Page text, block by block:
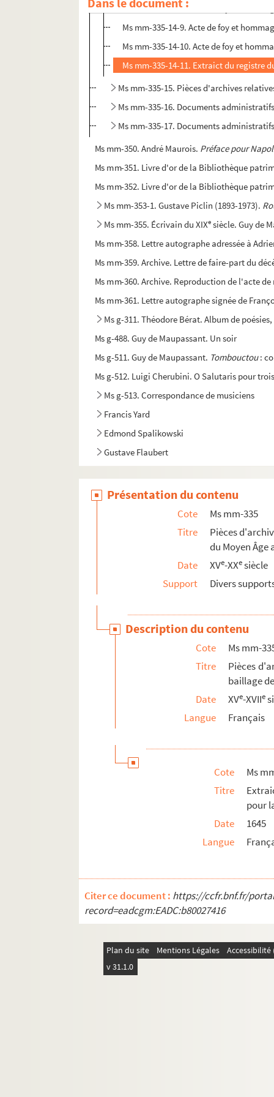
Ms mm-335-14-8. Acte de foy et
Ms mm-335-14-9. Acte de foy et
Ms mm-335-14-10. Acte de foy et
Ms mm-335-14-11. Extraict du registre
Ms mm-335-15. Pièces d'archives
Ms mm-335-16. Documents
Ms mm-335-17. Documents
Ms mm-350. André Maurois. Préface pour
Ms mm-351. Livre d'or de la Bibliothèque
Ms mm-352. Livre d'or de la Bibliothèque
Ms mm-353-1. Gustave Piclin (1893-1973).
Ms mm-355. Écrivain du XIXe siècle. Guy de
Ms mm-358. Lettre autographe adressée à
Ms mm-359. Archive. Lettre de faire-part du
Ms mm-360. Archive. Reproduction de l'acte
Ms mm-361. Lettre autographe signée de
Ms g-311. Théodore Bérat. Album de
Ms g-488. Guy de Maupassant. Un soir
Ms g-511. Guy de Maupassant. Tombouctou:
Ms g-512. Luigi Cherubini. O Salutaris pour
Ms g-513. Correspondance de musiciens
Francis Yard
Edmond Spalikowski
Gustave Flaubert
Présentation du contenu
Cote
Ms mm-335
Titre
Pièces
du Moyen Âge
Date
XVe-XXesiècle
Support
Divers
Description du contenu
Cote
Ms mm-
Titre
Pièces
baillage
Date
XVe-XVIIe
Langue
Français
Cote
Ms
Titre
pour
Date
1645
Langue
Citer ce document : https://ccfr.bnf.fr/
record=eadcgm:EADC:b80027416
Plan du site Mentions Légales
v 31.1.0